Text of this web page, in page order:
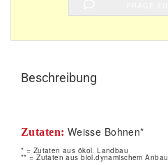
Beschreibung
Zutaten: Weisse Bohnen*
* = Zutaten aus ökol. Landbau
** = Zutaten aus biol.dynamischem Anbau